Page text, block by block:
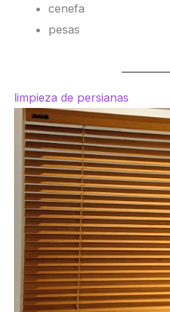
cenefa
pesas
limpieza de persianas